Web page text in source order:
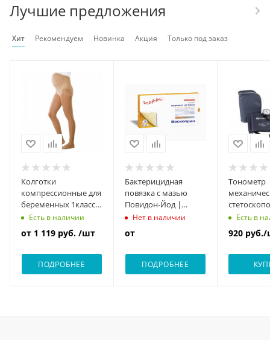
Лучшие предложения
Хит Рекомендуем Новинка Акция Только под заказ
Колготки
компрессионные для
беременных 1класс
компр. 18-21мм рт.ст.
| ERGOFORMA
Есть в наличии
от 1 119 руб. /шт
ПОДРОБНЕЕ
Бактерицидная
повязка с мазью
Повидон-Йод |
ВоскоПран
Нет в наличии
от
ПОДРОБНЕЕ
Тонометр
(манжета
25-38 см)
Есть в
920 руб./